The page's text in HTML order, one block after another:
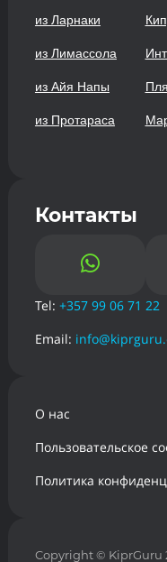
из Ларнаки
из Лимассола
из Айя Напы
из Протараса
Контакты

Tel: +357 99 06 71 22
Email:
О нас
Пользовательское
Политика
Copyright© KiprGuru